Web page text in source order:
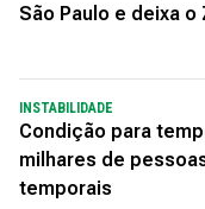
São Paulo e deixa
INSTABILIDADE
Condição para
milhares de
temporais